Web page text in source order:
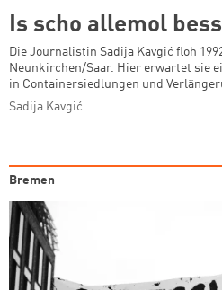
Is scho allemol
Die Journalistin Sadija Kavgić floh
Neunkirchen/Saar. Hier erwartet sie
in Containersiedlungen und
Sadija Kavgić
Bremen
Zum